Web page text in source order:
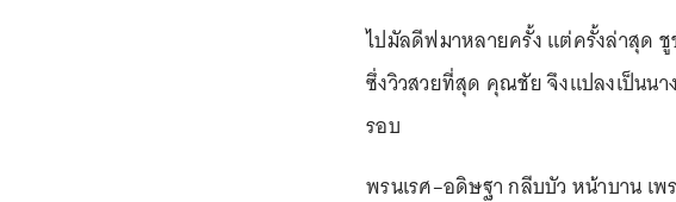
ไปมัลดีฟมาหลายครั้ง แต่ครั้งล่าสุด
ซึ่งวิวสวยที่สุด คุณชัย จึงแปลงเป็นนา
รอบ
พรนเรศ–อดิษฐา กลีบบัว หน้าบาน เ